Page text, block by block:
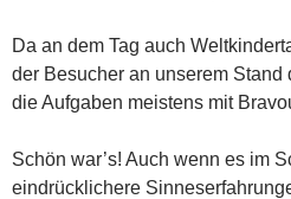
Da an dem Tag auch
der Besucher an unserem Stand
die Aufgaben meistens mit
Schön war’s! Auch wenn es im
eindrücklichere